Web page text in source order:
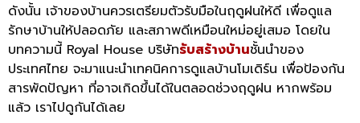
ดังนั้น เจ้าของบ้านควรเตรียมตัวรับมือในฤดูฝนให้ดี เพื่อดูแล
รักษาบ้านให้ปลอดภัย และสภาพดีเหมือนใหม่อยู่เสมอ โดยใน
บทความนี้ Royal House บริษัทรับสร้างบ้านชั้นนำของ
ประเทศไทย จะมาแนะนำเทคนิคการดูแลบ้านโมเดิร์น เพื่อป้องกัน
สารพัดปัญหา ที่อาจเกิดขึ้นได้ในตลอดช่วงฤดูฝน หากพร้อม
แล้ว เราไปดูกันได้เลย